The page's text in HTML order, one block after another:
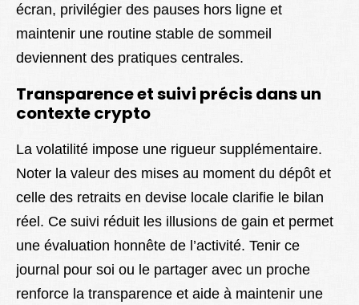
écran, privilégier des pauses hors ligne et
maintenir une routine stable de sommeil
deviennent des pratiques centrales.
Transparence et suivi précis dans un
contexte crypto
La volatilité impose une rigueur supplémentaire.
Noter la valeur des mises au moment du dépôt et
celle des retraits en devise locale clarifie le bilan
réel. Ce suivi réduit les illusions de gain et permet
une évaluation honnête de l’activité. Tenir ce
journal pour soi ou le partager avec un proche
renforce la transparence et aide à maintenir une